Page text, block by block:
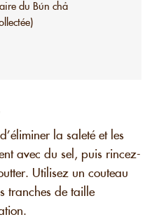
du Bún chả
la saleté et les
avec du sel, puis rincez-
Utilisez un couteau
tranches de taille